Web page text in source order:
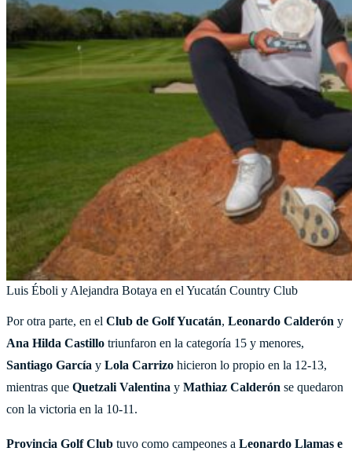
Luis Éboli y Alejandra Botaya en el Yucatán Country Club
Por otra parte, en el Club de Golf Yucatán, Leonardo Calderón y
Ana Hilda Castillo triunfaron en la categoría 15 y menores,
Santiago García y Lola Carrizo hicieron lo propio en la 12-13,
mientras que Quetzali Valentina y Mathiaz Calderón se quedaron
con la victoria en la 10-11.
Provincia Golf Club tuvo como campeones a Leonardo Llamas e